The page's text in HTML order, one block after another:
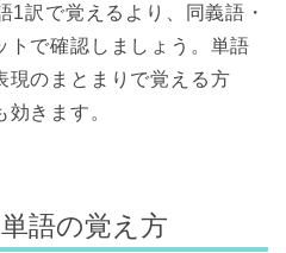
1訳で覚えるより、同義語・
トで確認しましょう。単語
現のまとまりで覚える方
きます。
語の覚え方